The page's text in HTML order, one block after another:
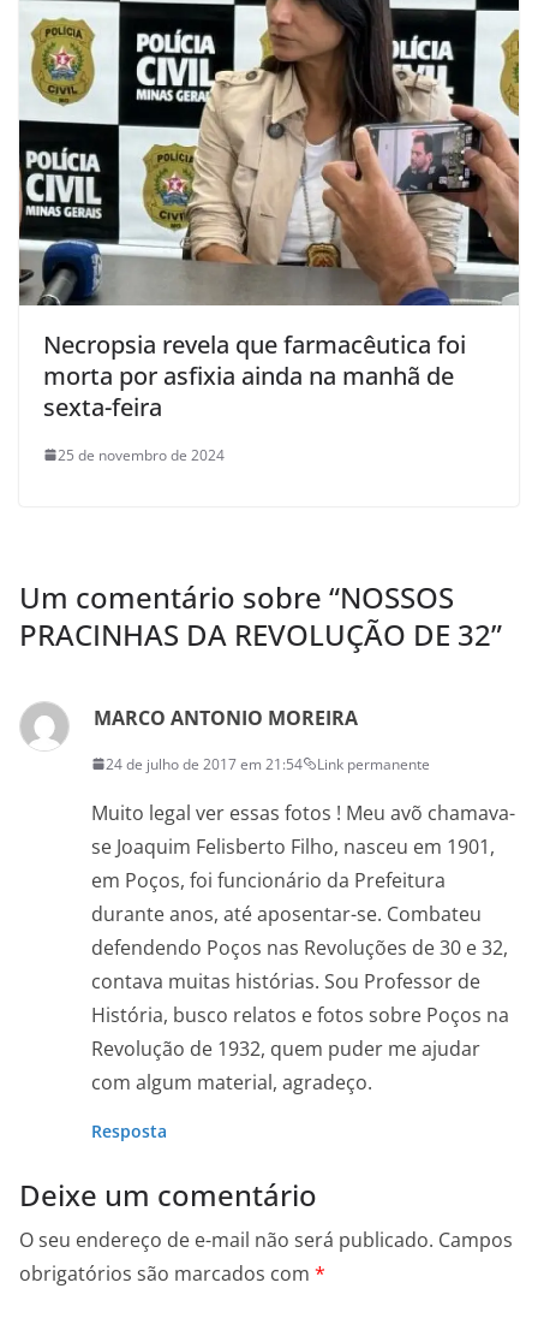
Necropsia revela que farmacêutica foi
morta por asfixia ainda na manhã de
sexta-feira
25 de novembro de 2024
Um comentário sobre “NOSSOS
PRACINHAS DA REVOLUÇÃO DE 32”
MARCO ANTONIO MOREIRA
24 de julho de 2017 em 21:54 Link permanente
Muito legal ver essas fotos ! Meu avõ chamava-
se Joaquim Felisberto Filho, nasceu em 1901,
em Poços, foi funcionário da Prefeitura
durante anos, até aposentar-se. Combateu
defendendo Poços nas Revoluções de 30 e 32,
contava muitas histórias. Sou Professor de
História, busco relatos e fotos sobre Poços na
Revolução de 1932, quem puder me ajudar
com algum material, agradeço.
Resposta
Deixe um comentário
O seu endereço de e-mail não será publicado. Campos
obrigatórios são marcados com *